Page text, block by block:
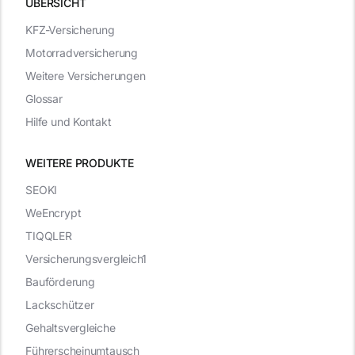
WEITERE PRODUKTE
KFZ-Versicherung
Motorradversicherung
Weitere Versicherungen
Glossar
Hilfe und Kontakt
SEOKI
WeEncrypt
TIQQLER
Versicherungsvergleich1
Bauförderung
Lackschützer
Gehaltsvergleiche
Führerscheinumtausch